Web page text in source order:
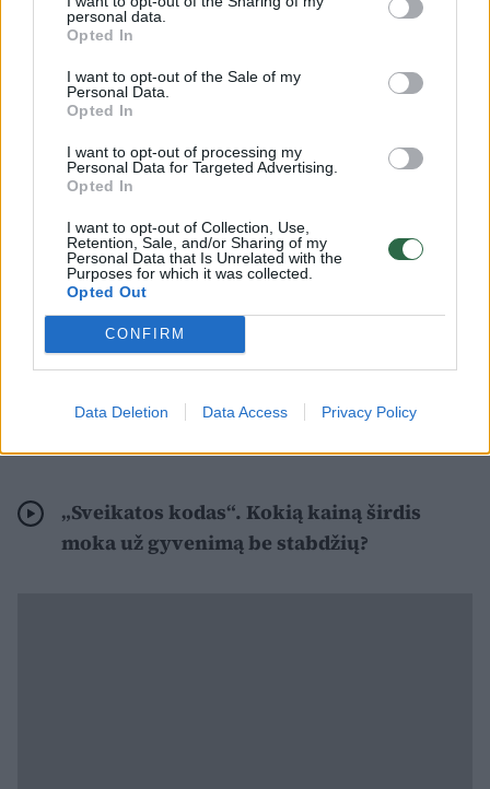
personal data.
Opted In
I want to opt-out of the Sale of my
Personal Data.
Opted In
I want to opt-out of processing my
Personal Data for Targeted Advertising.
Opted In
I want to opt-out of Collection, Use,
Retention, Sale, and/or Sharing of my
Personal Data that Is Unrelated with the
Purposes for which it was collected.
Opted Out
CONFIRM
Data Deletion Data Access Privacy Policy
ir stereotipų apie vyresnio amžiaus žmones.
Įvairiose platformose dešimtys milijonų
žmonių seka šeimyninį komedijos žanro
duetą.
Pavasarį Pauline pateko į Gineso rekordų
knygą – tapo vyriausiu žmogumi, kuris atliko
„crowd surfing“. Tai koncertuose ar
festivaliuose pasitaikantis veiksmas, kai
minioje esantys žiūrovai laiko žmogų virš
savo galvų ir perduoda jį iš rankų į rankas.
„Sveikatos kodas“. Kokią kainą širdis
moka už gyvenimą be stabdžių?